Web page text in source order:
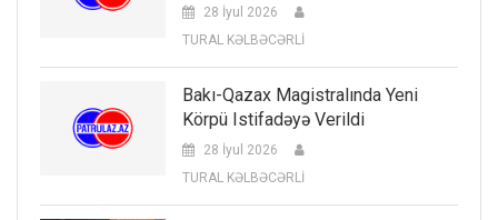
28 İyul 2026
TURAL KƏLBƏCƏRLİ
Bakı-Qazax Magistralında Yeni
Körpü Istifadəyə Verildi
28 İyul 2026
TURAL KƏLBƏCƏRLİ